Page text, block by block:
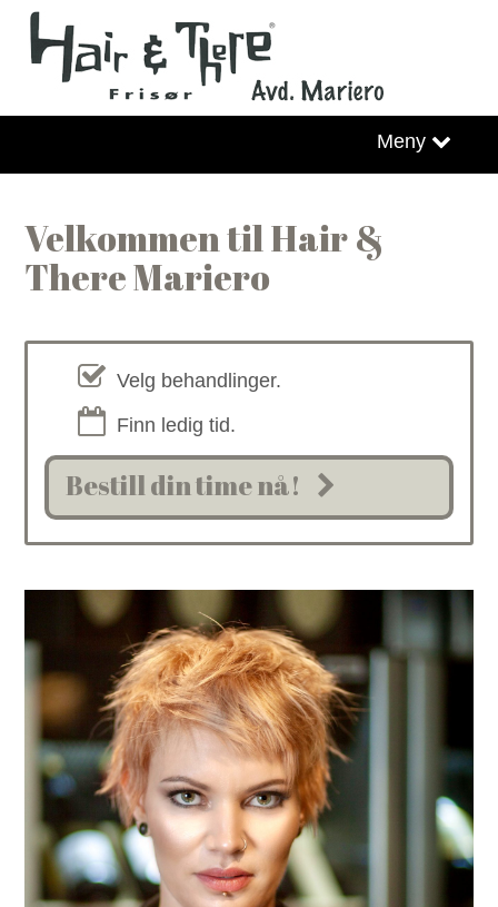
Meny
Finn din salong
Instagram
Billedgalleri
Hair & There Trendmagasin
Last ned vår Stylez app
Velkommen til Hair &
There Mariero
Velg behandlinger.
Finn ledig tid.
Bestill din time nå!